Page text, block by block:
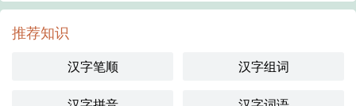
推荐知识
汉字笔顺 汉字组词